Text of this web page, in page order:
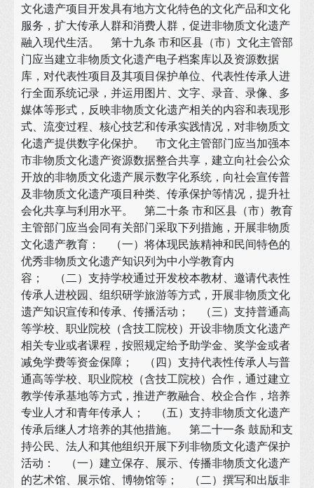
文化遗产项目开发具有地方文化特色的文化产品和文化
服务，扩大传承人群和消费人群，促进非物质文化遗产
融入现代生活。 第十九条 市和区县（市）文化主管部
门应当建立非物质文化遗产电子档案库以及资源数据
库，对代表性项目及其项目保护单位、代表性传承人进
行全面系统记录，并运用图片、文字、录音、录像、多
媒体等形式，反映非物质文化遗产相关的内容和表现形
式、流变过程、核心技艺和传承实践情况，对非物质文
化遗产提供数字化保护。 市文化主管部门应当加强本
市非物质文化遗产资源数据整合共享，建立向社会公众
开放的非物质文化遗产展示数字化系统，向社会宣传普
及非物质文化遗产项目种类、传承保护等情况，提升社
会化共享与利用水平。 第二十条 市和区县（市）教育
主管部门应当会同有关部门采取下列措施，开展非物质
文化遗产教育： （一）将体现民族精神和民间特色的
优秀非物质文化遗产知识列为中小学教育内
容； （二）支持学校通过开发校本教材、邀请代表性
传承人进校园、组织研学旅游等方式，开展非物质文化
遗产知识宣传和传承、传播活动； （三）支持普通高
等学校、职业院校（含技工院校）开设非物质文化遗产
相关专业或者课程，按照规定给予助学金、奖学金或者
减免学费等资金保障； （四）支持代表性传承人与普
通高等学校、职业院校（含技工院校）合作，通过建立
教学传承基地等方式，推进产教融合、校企合作，培养
专业人才和青年传承人； （五）支持非物质文化遗产
传承后继人才培养的其他措施。 第二十一条 鼓励和支
持公民、法人和其他组织开展下列非物质文化遗产保护
活动： （一）建立保存、展示、传播非物质文化遗产
的艺术馆、展示馆、博物馆等； （二）撰写和出版非